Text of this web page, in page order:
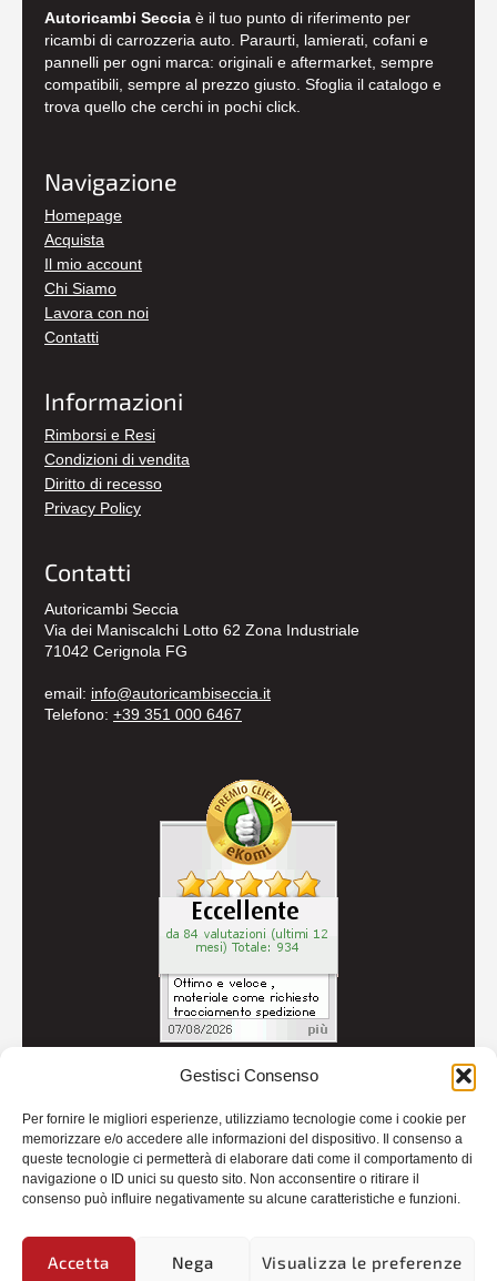
Gestisci Consenso
Per fornire le migliori esperienze, utilizziamo tecnologie come i cookie per
memorizzare e/o accedere alle informazioni del dispositivo. Il consenso a
queste tecnologie ci permetterà di elaborare dati come il comportamento di
navigazione o ID unici su questo sito. Non acconsentire o ritirare il
consenso può influire negativamente su alcune caratteristiche e funzioni.
Accetta Nega Visualizza le preferenze
Autoricambi Seccia è il tuo punto di riferimento per
ricambi di carrozzeria auto. Paraurti, lamierati, cofani e
pannelli per ogni marca: originali e aftermarket, sempre
compatibili, sempre al prezzo giusto. Sfoglia il catalogo e
trova quello che cerchi in pochi click.
Navigazione
Homepage
Acquista
Il mio account
Chi Siamo
Lavora con noi
Contatti
Informazioni
Rimborsi e Resi
Condizioni di vendita
Diritto di recesso
Privacy Policy
Contatti
Autoricambi Seccia
Via dei Maniscalchi Lotto 62 Zona Industriale
71042 Cerignola FG
email: info@autoricambiseccia.it
Telefono: +39 351 000 6467
Credits